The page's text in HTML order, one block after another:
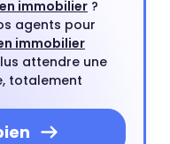
immobilier ?
agents pour
immobilier
attendre une
totalement